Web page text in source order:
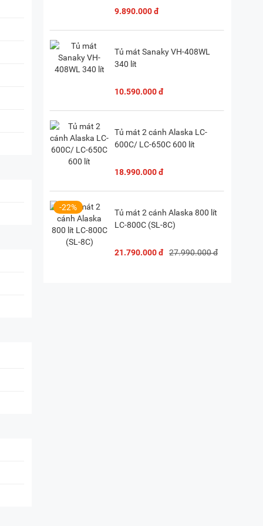
9.890.000 đ
Tủ mát Sanaky VH-408WL
340 lít
10.590.000 đ
Tủ mát 2 cánh Alaska LC-
600C/ LC-650C 600 lít
18.990.000 đ
-22%
Tủ mát 2 cánh Alaska 800 lít
LC-800C (SL-8C)
21.790.000 đ 27.990.000 đ